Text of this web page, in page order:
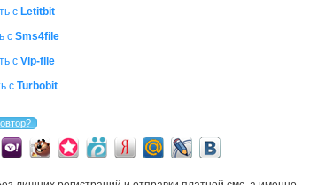
с Letitbit
с Sms4file
с Vip-file
с Turbobit